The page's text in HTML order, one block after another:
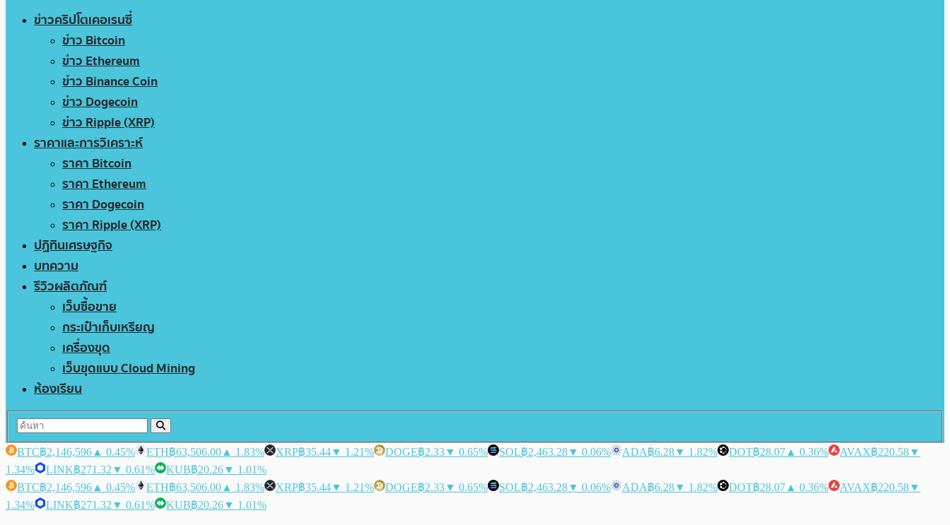
ข่าวคริปโตเคอเรนซี่
ข่าว Bitcoin
ข่าว Ethereum
ข่าว Binance Coin
ข่าว Dogecoin
ข่าว Ripple (XRP)
ราคาและการวิเคราะห์
ราคา Bitcoin
ราคา Ethereum
ราคา Dogecoin
ราคา Ripple (XRP)
ปฏิทินเศรษฐกิจ
บทความ
รีวิวผลิตภัณฑ์
เว็บซื้อขาย
กระเป๋าเก็บเหรียญ
เครื่องขุด
เว็บขุดแบบ Cloud Mining
ห้องเรียน
BTC฿2,146,596 ▲ 0.45% ETH฿63,506.00 ▲ 1.83% XRP฿35.44▼ 1.21% DOGE฿2.33▼ 0.65% SOL฿2,463.28▼ 0.06% ADA฿6.28▼ 1.82% DOT฿28.07 ▲ 0.36% AVAX฿220.58▼
1.34%
LINK฿271.32 ▼ 0.61% KUB฿20.26▼ 1.01%
BTC฿2,146,596 ▲ 0.45% ETH฿63,506.00 ▲ 1.83% XRP฿35.44▼ 1.21% DOGE฿2.33▼ 0.65% SOL฿2,463.28▼ 0.06% ADA฿6.28▼ 1.82% DOT฿28.07 ▲ 0.36% AVAX฿220.58▼
1.34%
LINK฿271.32 ▼ 0.61% KUB฿20.26▼ 1.01%